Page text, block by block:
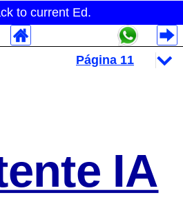
to current Ed.
IA